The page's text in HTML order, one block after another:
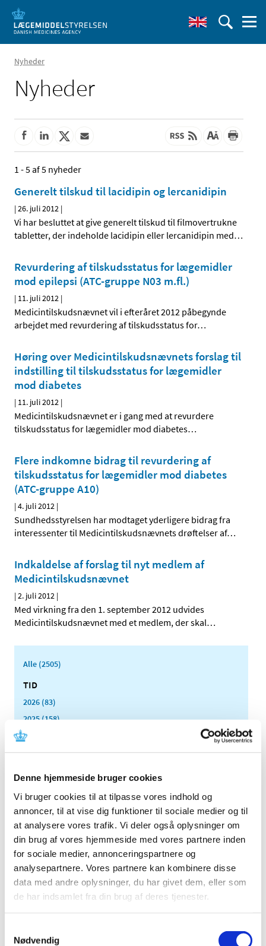
Denne hjemmeside bruger cookies
Vi bruger cookies til at tilpasse vores indhold og
annoncer, til at vise dig funktioner til sociale medier og til
at analysere vores trafik. Vi deler også oplysninger om
din brug af vores hjemmeside med vores partnere inden
for sociale medier, annonceringspartnere og
analysepartnere. Vores partnere kan kombinere disse
data med andre oplysninger, du har givet dem, eller som
de har indsamlet fra din brug af deres tjenester.
Nødvendig
Nyheder
Nyheder
1 - 5 af 5 nyheder
Generelt tilskud til lacidipin og lercanidipin
|26. juli 2012 |
Vi har besluttet at give generelt tilskud til filmovertrukne
tabletter, der indeholde lacidipin eller lercanidipin med…
Revurdering af tilskudsstatus for lægemidler
mod epilepsi (ATC-gruppe N03 m.fl.)
| 11. juli 2012 |
Medicintilskudsnævnet vil i efteråret 2012 påbegynde
arbejdet med revurdering af tilskudsstatus for…
Høring over Medicintilskuds­nævnets forslag til
indstilling til tilskudsstatus for lægemidler
mod diabetes
| 11. juli 2012 |
Medicintilskudsnævnet er i gang med at revurdere
tilskudsstatus for lægemidler mod diabetes…
Flere indkomne bidrag til revurdering af
tilskudsstatus for lægemidler mod diabetes
(ATC-gruppe A10)
|4. juli 2012 |
Sundhedsstyrelsen har modtaget yderligere bidrag fra
interessenter til Medicintilskudsnævnets drøftelser af…
Indkaldelse af forslag til nyt medlem af
Medicintilskudsnævnet
|2. juli 2012 |
Med virkning fra den 1. september 2012 udvides
Medicintilskudsnævnet med et medlem, der skal…
Alle (2505)
TID
2026 (83)
2025 (158)
2024 (224)
2023 (195)
2021 (516)
2020 (263)
2019 (159)
2018 (150)
2017 (167)
2016 (167)
2015 (33)
2014 (44)
2012 (44)